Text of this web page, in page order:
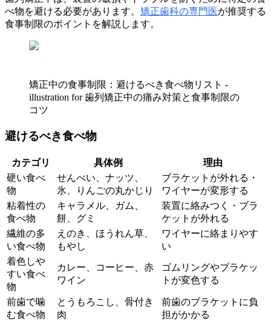
べ物を避ける必要があります。 矯正歯科の専門医が推奨する
食事制限のポイントを解説します。
矯正中の食事制限：避けるべき食べ物リスト -
illustration for 歯列矯正中の痛み対策と食事制限の
コツ
避けるべき食べ物
カテゴリ 具体例
理由
硬い食べ
物
せんべい、ナッツ、
氷、りんごの丸かじり
ブラケットが外れる・
ワイヤーが変形する
粘着性の
食べ物
キャラメル、ガム、
餅、グミ
装置に絡みつく・ブラ
ケットが外れる
繊維の多
い食べ物
えのき、ほうれん草、
もやし
ワイヤーに絡まりやす
い
着色しや
すい食べ
物
カレー、コーヒー、赤
ワイン
ゴムリングやブラケッ
トが変色する
前歯で噛
む食べ物
とうもろこし、骨付き
肉
前歯のブラケットに負
担がかかる